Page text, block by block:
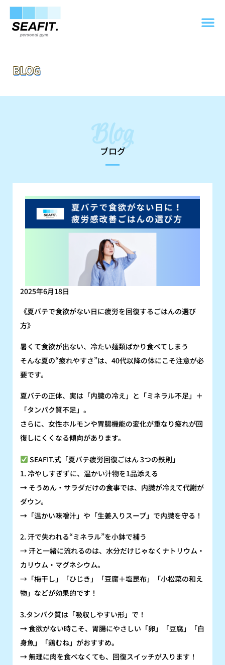
BLOG
Blog
ブログ
2025年6月18日
《夏バテで食欲がない日に疲労を回復するごはんの選び
方》
暑くて食欲が出ない、冷たい麺類ばかり食べてしまう
そんな夏の“疲れやすさ”は、40代以降の体にこそ注意が必
要です。
夏バテの正体、実は「内臓の冷え」と「ミネラル不足」＋
「タンパク質不足」。
さらに、女性ホルモンや胃腸機能の変化が重なり疲れが回
復しにくくなる傾向があります。
SEAFIT.式「夏バテ疲労回復ごはん 3つの鉄則」
1. 冷やしすぎずに、温かい汁物を1品添える
→ そうめん・サラダだけの食事では、内臓が冷えて代謝が
ダウン。
→「温かい味噌汁」や「生姜入りスープ」で内臓を守る！
2. 汗で失われる“ミネラル”を小鉢で補う
→ 汗と一緒に流れるのは、水分だけじゃなくナトリウム・
カリウム・マグネシウム。
→「梅干し」「ひじき」「豆腐＋塩昆布」「小松菜の和え
物」などが効果的です！
3.タンパク質は「吸収しやすい形」で！
→ 食欲がない時こそ、胃腸にやさしい「卵」「豆腐」「白
身魚」「鶏むね」がおすすめ。
→ 無理に肉を食べなくても、回復スイッチが入ります！